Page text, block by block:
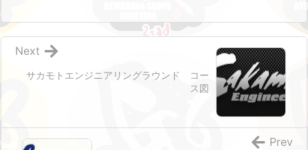
サカモトエンジニアリングラウンド コー
ス図
Next
Prev